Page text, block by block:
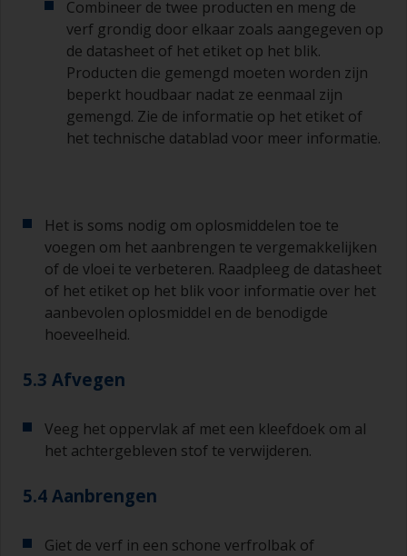
Andere nuttige tips:
Als u zakkers ziet ontstaan bij het aanbrengen
van de verf, dan is de verf te dun of u brengt te
veel aan.
Gebruik geen verf rechtstreeks uit het blik, want
daarmee kunt u vuil overhevelen en kan verf
gebruiken in een apart bakje of mengbeker.
Oude jampotjes of schone droge blikken kunnen
nuttig zijn voor het mengen van de verf. Ook zijn
metalen maatlepels van verschillende grootte
ideaal voor het afmeten van kleine
hoeveelheden verf en verhardingsmiddel voor de
Als er bij een van de verflagen die u aanbrengt
vuil blijken te bevatten), moeten deze
weggeschuurd worden met schuurpapier met
schuurpapier korrelgrofte P220 en als dit steeds
verstopt raakt, ga dan over op papier met een
gebruikt, dan loopt u het risico dat u te veel
Combineer de twee producten en meng de
verf grondig door elkaar zoals aangegeven op
de datasheet of het etiket op het blik.
Producten die gemengd moeten worden zijn
beperkt houdbaar nadat ze eenmaal zijn
gemengd. Zie de informatie op het etiket of
het technische datablad voor meer informatie.
Het is soms nodig om oplosmiddelen toe te
voegen om het aanbrengen te vergemakkelijken
of de vloei te verbeteren. Raadpleeg de datasheet
of het etiket op het blik voor informatie over het
aanbevolen oplosmiddel en de benodigde
hoeveelheid.
5.3 Afvegen
Veeg het oppervlak af met een kleefdoek om al
het achtergebleven stof te verwijderen.
5.4 Aanbrengen
Giet de verf in een schone verfrolbak of